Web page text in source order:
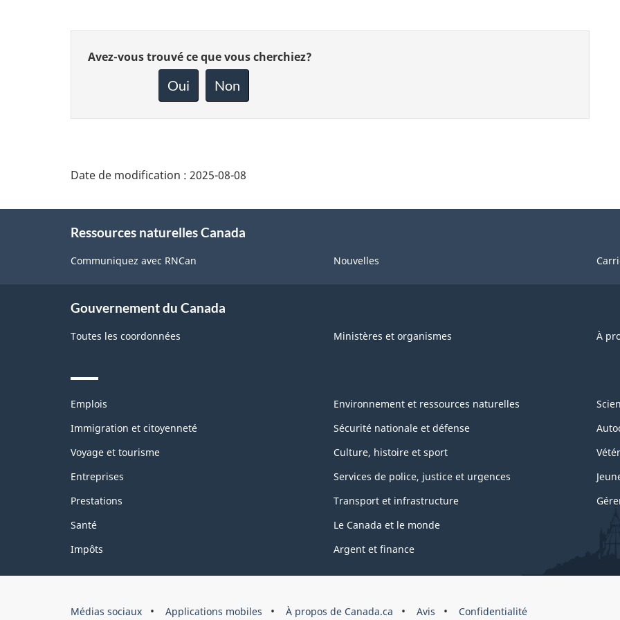
Donnez
Avez-vous trouvé ce que vous cherchiez?
Oui Non
Date de modification : 2025-08-08
Ressources naturelles Canada
Communiquez avec RNCan Nouvelles
Gouvernement du Canada
Toutes les coordonnées Ministères et organismes À
Themes
topics
Emplois
Immigration et citoyenneté
Voyage et tourisme
Entreprises
Prestations
Santé
Impôts
Environnement et ressources naturelles
Sécurité nationale et défense
Culture, histoire et sport
Services de police, justice et urgences
Transport et infrastructure
Le Canada et le monde
Argent et finance
du
Médias sociaux Applications mobiles À propos de Canada.ca Avis Confidentialité